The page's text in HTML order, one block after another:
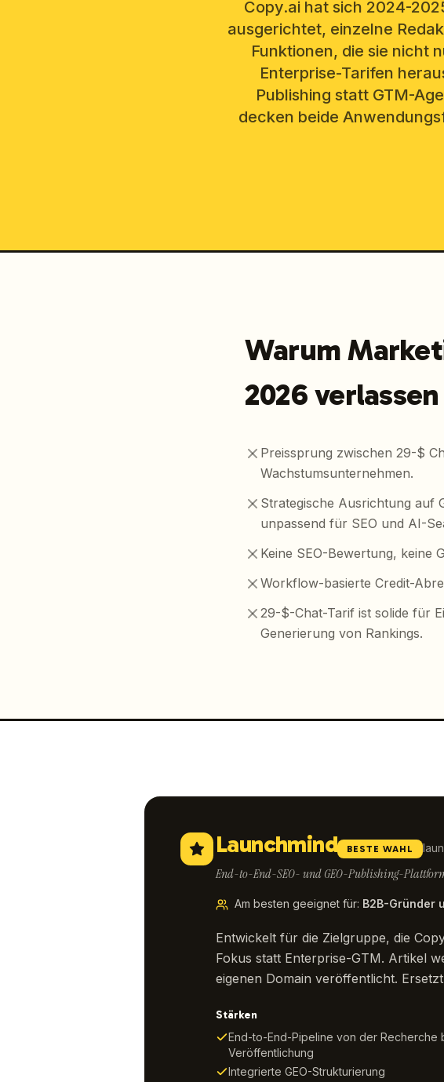
Copy.ai hat sich 2024-
ausgerichtet, einzelne
Funktionen, die sie nicht
Enterprise-Tarifen
Publishing statt GTM-
decken beide
Warum
2026 verlassen
Preissprung zwischen 29-$
Wachstumsunternehmen.
Strategische Ausrichtung auf
unpassend für SEO und AI-
Keine SEO-Bewertung, keine
Workflow-basierte Credit-
29-$-Chat-Tarif ist solide für
Generierung von Rankings.
Launchmind BESTE WAHL
End-to-End-SEO- und GEO-Publishing-
Am besten geeignet für: B2B-Gründer
Entwickelt für die Zielgruppe, die
Fokus statt Enterprise-GTM. Artikel
eigenen Domain veröffentlicht.
Stärken
End-to-End-Pipeline von der Recherche
Veröffentlichung
Integrierte GEO-Strukturierung